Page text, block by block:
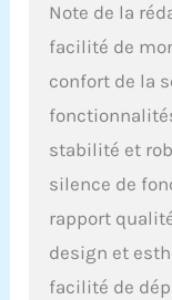
Note de la
facilité de
confort de la
stabilité et
silence de
rapport
design et
facilité de